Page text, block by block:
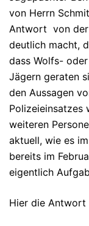
von Herrn
Antwort von der
deutlich macht,
dass Wolfs-
Jägern geraten
den Aussagen
Polizeieinsatzes
weiteren
aktuell, wie es
bereits im
eigentlich
Hier die Antwort